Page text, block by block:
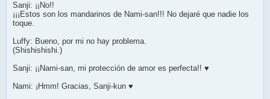
Sanji: ¡¡No!!
¡¡¡Estos son los mandarinos de Nami-san!!! No dejaré que nadie los
toque.
Luffy: Bueno, por mi no hay problema.
(Shishishishi.)
Sanji: ¡¡Nami-san, mi protección de amor es perfecta!! ♥
Nami: ¡Hmm! Gracias, Sanji-kun ♥